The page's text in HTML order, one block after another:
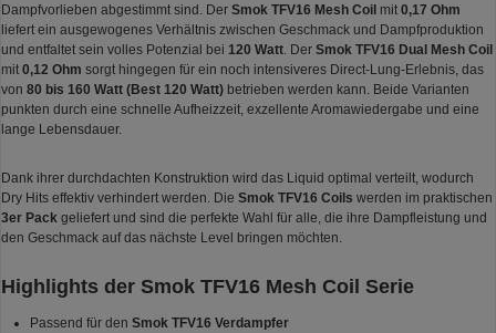
Dampfvorlieben abgestimmt sind. Der Smok TFV16 Mesh Coil mit 0,17 Ohm
liefert ein ausgewogenes Verhältnis zwischen Geschmack und Dampfproduktion
und entfaltet sein volles Potenzial bei 120 Watt. Der Smok TFV16 Dual Mesh Coil
mit 0,12 Ohm sorgt hingegen für ein noch intensiveres Direct-Lung-Erlebnis, das
von 80 bis 160 Watt (Best 120 Watt) betrieben werden kann. Beide Varianten
punkten durch eine schnelle Aufheizzeit, exzellente Aromawiedergabe und eine
lange Lebensdauer.
Dank ihrer durchdachten Konstruktion wird das Liquid optimal verteilt, wodurch
Dry Hits effektiv verhindert werden. Die Smok TFV16 Coils werden im praktischen
3er Pack geliefert und sind die perfekte Wahl für alle, die ihre Dampfleistung und
den Geschmack auf das nächste Level bringen möchten.
Highlights der Smok TFV16 Mesh Coil Serie
Passend für den Smok TFV16 Verdampfer